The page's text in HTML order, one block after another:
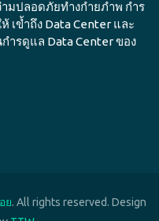
มปลอดภัยทำงกำยภำพ กำร
ข้ำถึง Data Center และ
รดูแล Data Center ของ
ย. All rights reserved. Design